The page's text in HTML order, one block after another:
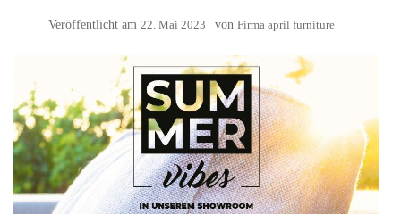
Veröffentlicht am 22. Mai 2023 von Firma april furniture